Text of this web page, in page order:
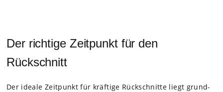
Der richtige Zeitpunkt für den
Rückschnitt
Der ideale Zeit­punkt für kräf­tige Rück­schnitte liegt grund­